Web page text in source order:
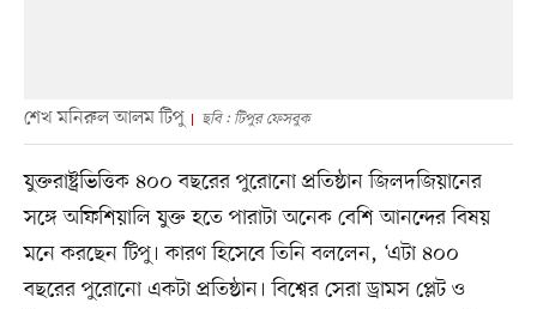
শেখ মনিরুল আলম টিপু ছবি : টিপুর ফেসবুক
যুক্তরাষ্ট্রভিত্তিক ৪০০ বছরের পুরোনো প্রতিষ্ঠান জিলদজিয়ানের
সঙ্গে অফিশিয়ালি যুক্ত হতে পারাটা অনেক বেশি আনন্দের বিষয়
মনে করছেন টিপু। কারণ হিসেবে তিনি বললেন, ‘এটা ৪০০
বছরের পুরোনো একটা প্রতিষ্ঠান। বিশ্বের সেরা ড্রামস প্লেট ও